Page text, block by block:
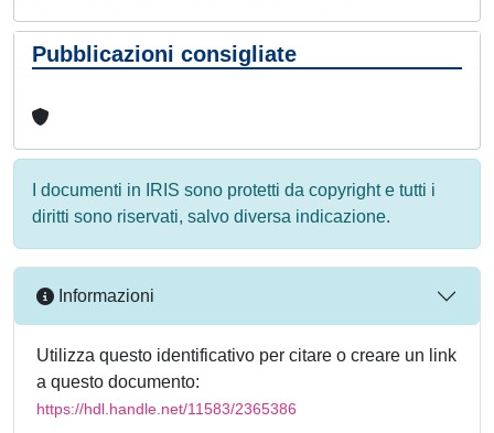
Pubblicazioni consigliate
I documenti in IRIS sono protetti da copyright e tutti i
diritti sono riservati, salvo diversa indicazione.
Informazioni
Utilizza questo identificativo per citare o creare un link
a questo documento:
https://hdl.handle.net/11583/2365386